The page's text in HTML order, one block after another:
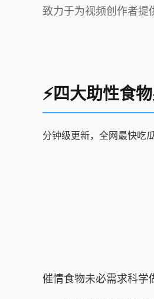
致力于为视频创作者提
⚡四大助性食
分钟级更新，全网最快吃
催情食物未必需求科学